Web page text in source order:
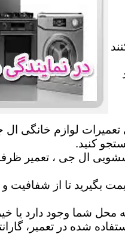
تعمیرات لوازم خانگی
کنید.
ال جی ، تعمیر
بگیرید تا از شفافیت
محل شما وجود دارد یا
شده در تعمیر،